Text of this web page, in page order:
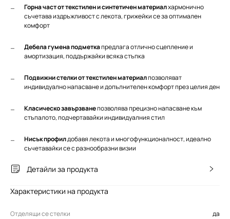
Горна част от текстилен и синтетичен материалхармонично
съчетава издръжливост с лекота, грижейки се за оптимален
комфорт
Дебела гумена подметкапредлага отлично сцепление и
амортизация, поддържайки всяка стъпка
Подвижни стелки от текстилен материалпозволяват
индивидуално напасване и допълнителен комфорт през целия ден
Класическо завързванепозволява прецизно напасване към
стъпалото, подчертавайки индивидуалния стил
Нисък профилдобавя лекота и многофункционалност, идеално
съчетавайки се с разнообразни визии
Детайли за продукта
Характеристики на продукта
Отделящи се стелки да